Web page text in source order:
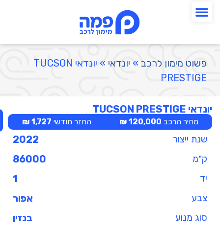
פשוט מימון לרכב » יונדאי »
יונדאי TUCSON
PRESTIGE
יונדאי TUCSON PRESTIGE
מחיר הרכב 120,000 ₪ החזר חודשי 1,727 ₪
שנת ייצור 2022
ק"מ 86000
יד 1
צבע אפור
סוג מנוע בנזין